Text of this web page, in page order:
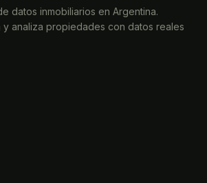
datos inmobiliarios en Argentina.
y analiza propiedades con datos reales